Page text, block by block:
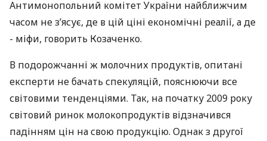
Антимонопольний комітет України найближчим
часом не з’ясує, де в цій ціні економічні реалії, а де
- міфи, говорить Козаченко.
В подорожчанні ж молочних продуктів, опитані
експерти не бачать спекуляцій, пояснюючи все
світовими тенденціями. Так, на початку 2009 року
світовий ринок молокопродуктів відзначився
падінням цін на свою продукцію. Однак з другої